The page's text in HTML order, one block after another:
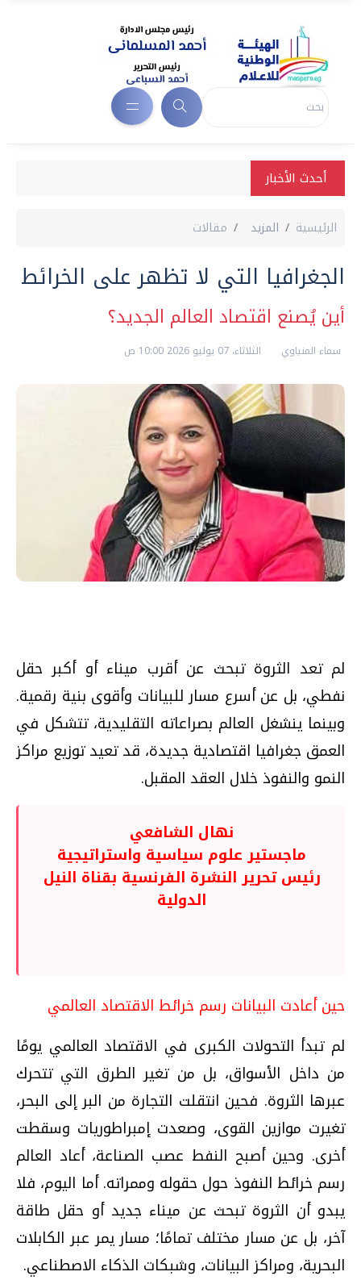
أحدث الأخبار
الرئيسية المزيد مقالات
الجغرافيا التي لا تظهر على الخرائط
أين يُصنع اقتصاد العالم الجديد؟
سماء المنياوي الثلاثاء، 07 يوليو 2026 10:00 ص
لم تعد الثروة تبحث عن أقرب ميناء أو أكبر حقل
نفطي، بل عن أسرع مسار للبيانات وأقوى بنية رقمية.
وبينما ينشغل العالم بصراعاته التقليدية، تتشكل في
العمق جغرافيا اقتصادية جديدة، قد تعيد توزيع مراكز
النمو والنفوذ خلال العقد المقبل.
نهال الشافعي
ماجستير علوم سياسية واستراتيجية
رئيس تحرير النشرة الفرنسية بقناة النيل
الدولية
حين أعادت البيانات رسم خرائط الاقتصاد العالمي
لم تبدأ التحولات الكبرى في الاقتصاد العالمي يومًا
من داخل الأسواق، بل من تغير الطرق التي تتحرك
عبرها الثروة. فحين انتقلت التجارة من البر إلى البحر،
تغيرت موازين القوى، وصعدت إمبراطوريات وسقطت
أخرى. وحين أصبح النفط عصب الصناعة، أعاد العالم
رسم خرائط النفوذ حول حقوله وممراته. أما اليوم، فلا
يبدو أن الثروة تبحث عن ميناء جديد أو حقل طاقة
آخر، بل عن مسار مختلف تمامًا؛ مسار يمر عبر الكابلات
البحرية، ومراكز البيانات، وشبكات الذكاء الاصطناعي.